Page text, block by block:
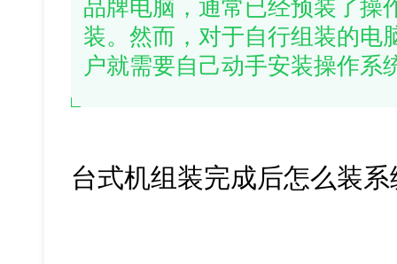
品牌电脑，通常已经预装了操
装。然而，对于自行组装的电
户就需要自己动手安装操作系
台式机组装完成后怎么装系